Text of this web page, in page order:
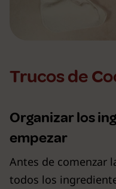
Trucos de
Organizar los
empezar
Antes de comenzar
todos los